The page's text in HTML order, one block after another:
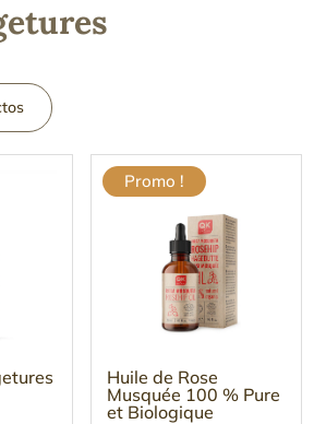
Promo !
Huile de Rose
Musquée 100 % Pure
et Biologique